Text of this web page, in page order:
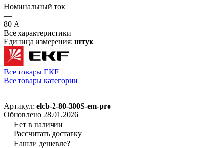
Номинальный ток
—
80 А
Все характеристики
Единица измерения: штук
Все товары EKF
Все товары категории
Артикул: elcb-2-80-300S-em-pro
Обновлено 28.01.2026
Нет в наличии
Рассчитать доставку
Нашли дешевле?